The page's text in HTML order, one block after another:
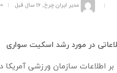
مدیر ایران چرخ, 16 سال قبل 0
در مورد رشد اسکیت سواری